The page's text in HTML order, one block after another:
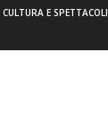
CULTURA E SPETTACOLI